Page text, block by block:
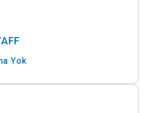
Yok